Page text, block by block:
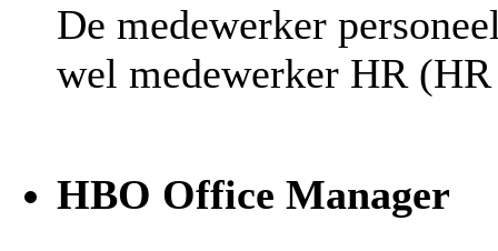
De medewerker
wel medewerker HR
HBO Office Manager